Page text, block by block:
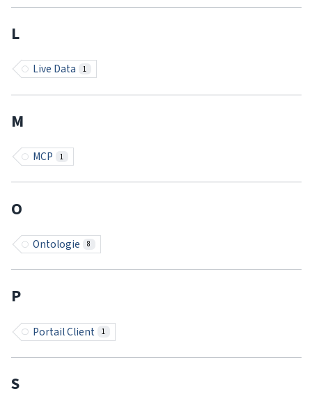
L
Live Data 1
M
MCP 1
O
Ontologie 8
P
Portail Client 1
S